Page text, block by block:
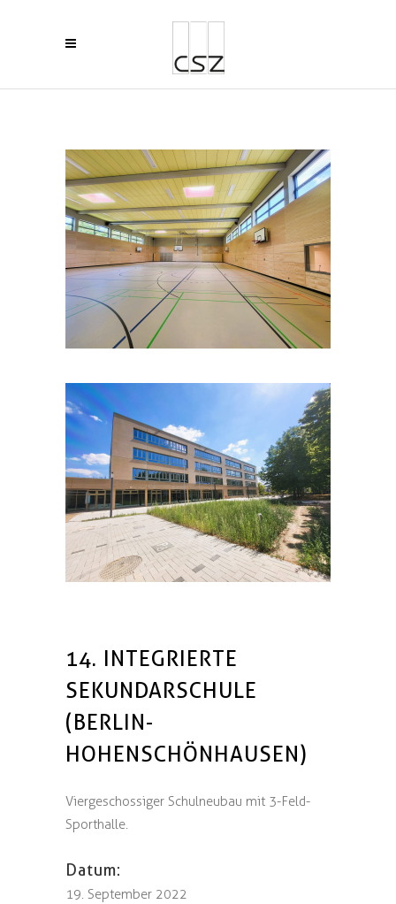
14. INTEGRIERTE
SEKUNDARSCHULE
(BERLIN-
HOHENSCHÖNHAUSEN)
Viergeschossiger Schulneubau mit 3-Feld-
Sporthalle.
Datum:
19. September 2022